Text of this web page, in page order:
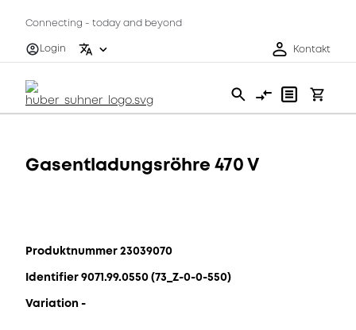
Connecting - today and beyond
Login
Kontakt
Gasentladungsröhre 470 V
Produktnummer 23039070
Identifier 9071.99.0550 (73_Z-0-0-550)
Variation -